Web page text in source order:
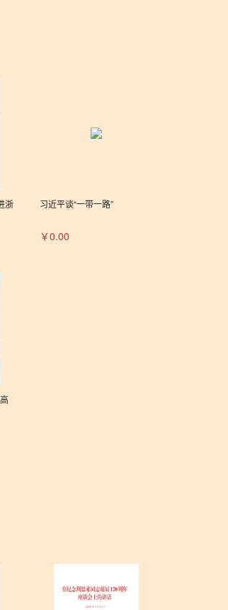
浙
习近平谈“一带一路”
￥0.00